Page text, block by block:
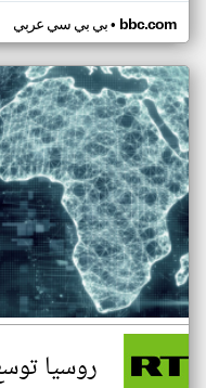
بي بي سي عربي• bbc.com
روسيا